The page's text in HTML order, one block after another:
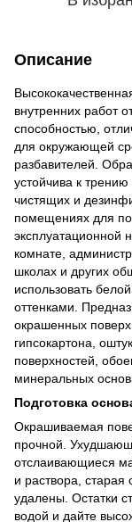
Описание
внутренних работ
способностью,
для окружающей
разбавителей.
устойчива к
чистящих и
помещениях для
эксплуатационной
комнате,
школах и других
использовать
оттенками.
окрашенных
гипсокартона,
поверхностей,
минеральных
Подготовка
Окрашиваемая
прочной.
отслаивающиеся
и раствора,
удалены. Остатки
водой и дайте